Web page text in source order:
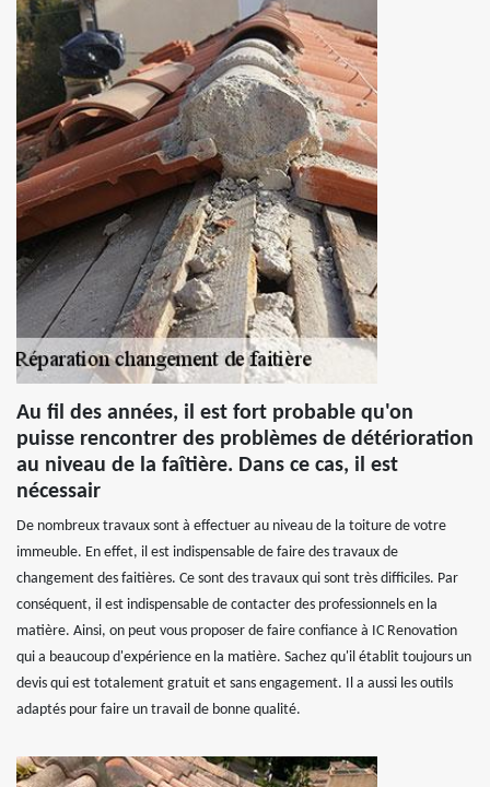
Au fil des années, il est fort probable qu'on
puisse rencontrer des problèmes de détérioration
au niveau de la faîtière. Dans ce cas, il est
nécessair
De nombreux travaux sont à effectuer au niveau de la toiture de votre
immeuble. En effet, il est indispensable de faire des travaux de
changement des faitières. Ce sont des travaux qui sont très difficiles. Par
conséquent, il est indispensable de contacter des professionnels en la
matière. Ainsi, on peut vous proposer de faire confiance à IC Renovation
qui a beaucoup d'expérience en la matière. Sachez qu'il établit toujours un
devis qui est totalement gratuit et sans engagement. Il a aussi les outils
adaptés pour faire un travail de bonne qualité.